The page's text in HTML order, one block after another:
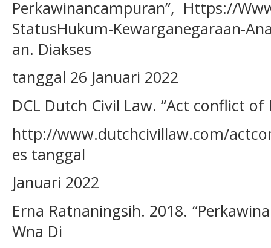
Perkawinancampuran”, Https://
StatusHukum-Kewarganegaraan-
an. Diakses
tanggal 26 Januari 2022
DCL Dutch Civil Law. “Act conflict
http://www.dutchcivillaw.com/
es tanggal
Januari 2022
Erna Ratnaningsih. 2018.
Wna Di